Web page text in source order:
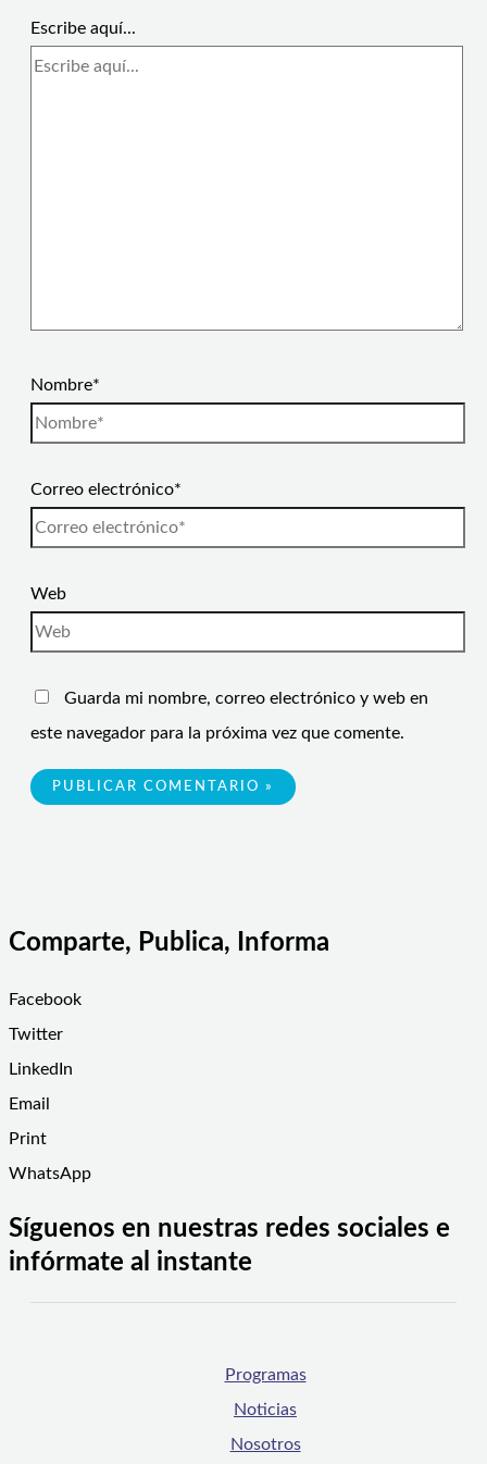
Escribe aquí...
Nombre*
Correo electrónico*
Web
Guarda mi nombre, correo electrónico y web en
este navegador para la próxima vez que comente.
Comparte, Publica, Informa
Facebook
Twitter
LinkedIn
Email
Print
WhatsApp
Síguenos en nuestras redes sociales e
infórmate al instante
Programas
Noticias
Nosotros